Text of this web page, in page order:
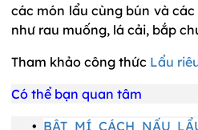
các món lẩu cùng bún và
như rau muống, lá cải, bắp
Tham khảo công thức Lẩu
Có thể bạn quan tâm
• BẬT MÍ CÁCH NẤU